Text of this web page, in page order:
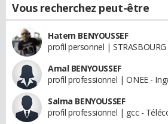
Vous recherchez peut-être
Hatem BENYOUSSEF
profil personnel | STRASBOURG
Amal BENYOUSSEF
profil professionnel | ONEE -
Salma BENYOUSSEF
profil professionnel | gcc -